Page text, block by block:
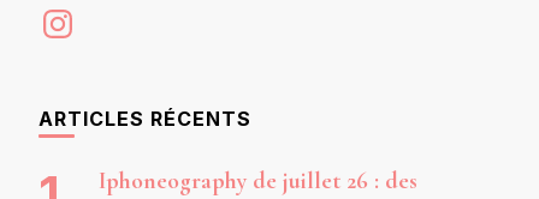
Instagram
ARTICLES RÉCENTS
Iphoneography de juillet 26 : des